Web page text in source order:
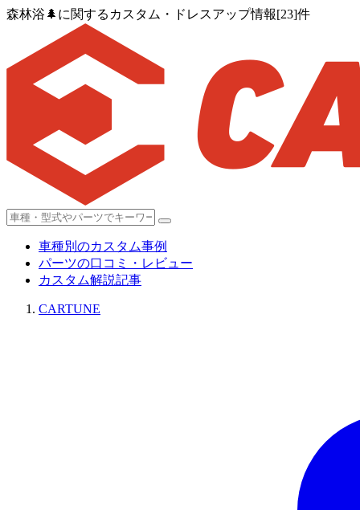
森林浴🌲に関するカスタム・ドレスアップ情報[23]件
車種別のカスタム事例
パーツの口コミ・レビュー
カスタム解説記事
CARTUNE